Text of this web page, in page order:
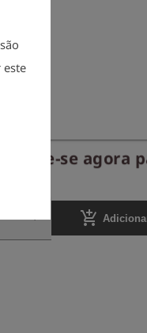
este
se agora
add_shopping_cart